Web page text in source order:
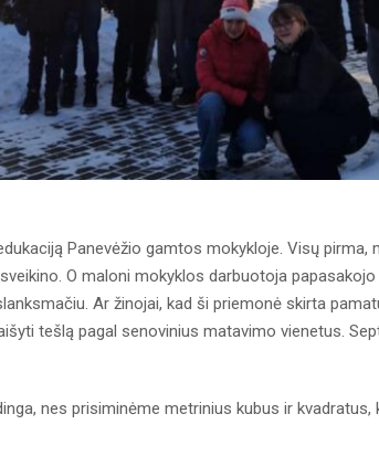
Panevėžio gamtos mokykloje. Visų pirma,
O maloni mokyklos darbuotoja
Ar žinojai, kad ši priemonė skirta
tešlą pagal senovinius matavimo vienetus.
nes prisiminėme metrinius kubus ir